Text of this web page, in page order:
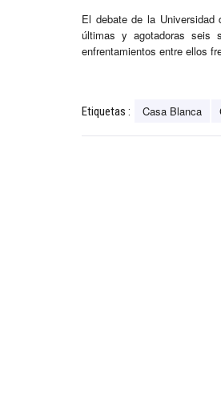
El debate de la
últimas y agotadoras seis
enfrentamientos entre ellos
Etiquetas : Casa Blanca